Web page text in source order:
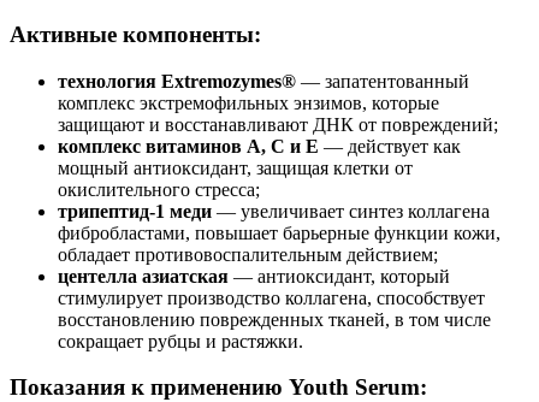
Активные компоненты:
технология Extremozymes® — запатентованный
комплекс экстремофильных энзимов, которые
защищают и восстанавливают ДНК от повреждений;
комплекс витаминов А, С и Е — действует как
мощный антиоксидант, защищая клетки от
окислительного стресса;
трипептид-1 меди — увеличивает синтез коллагена
фибробластами, повышает барьерные функции кожи,
обладает противовоспалительным действием;
центелла азиатская — антиоксидант, который
стимулирует производство коллагена, способствует
восстановлению поврежденных тканей, в том числе
сокращает рубцы и растяжки.
Показания к применению Youth Serum: